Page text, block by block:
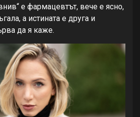
е фармацевтът, вече е ясно,
а истината е друга и
да я каже.